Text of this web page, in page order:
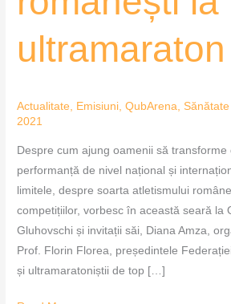
ultramaraton
Actualitate, Emisiuni,QubArena,
2021
Despre cum ajung oamenii să transforme
performanță de nivel național și
limitele, despre soarta atletismului
competițiilor, vorbesc în această seară la
Gluhovschi și invitații săi, Diana Amza,
Prof. Florin Florea, președintele
și ultramaratoniștii de top […]